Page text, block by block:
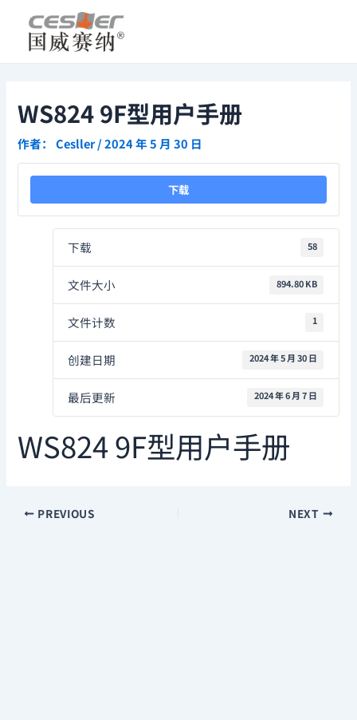
WS824 9F型用户手册
作者： Cesller/2024 年 5 月 30 日
下载
下载 58
文件大小 894.80 KB
文件计数 1
创建日期 2024 年 5 月 30 日
最后更新 2024 年 6 月 7 日
WS824 9F型用户手册
navigation
PREVIOUS NEXT